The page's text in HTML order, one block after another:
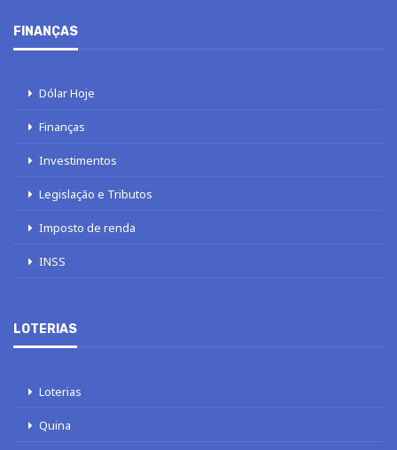
FINANÇAS
Dólar Hoje
Finanças
Investimentos
Legislação e Tributos
Imposto de renda
INSS
LOTERIAS
Loterias
Quina